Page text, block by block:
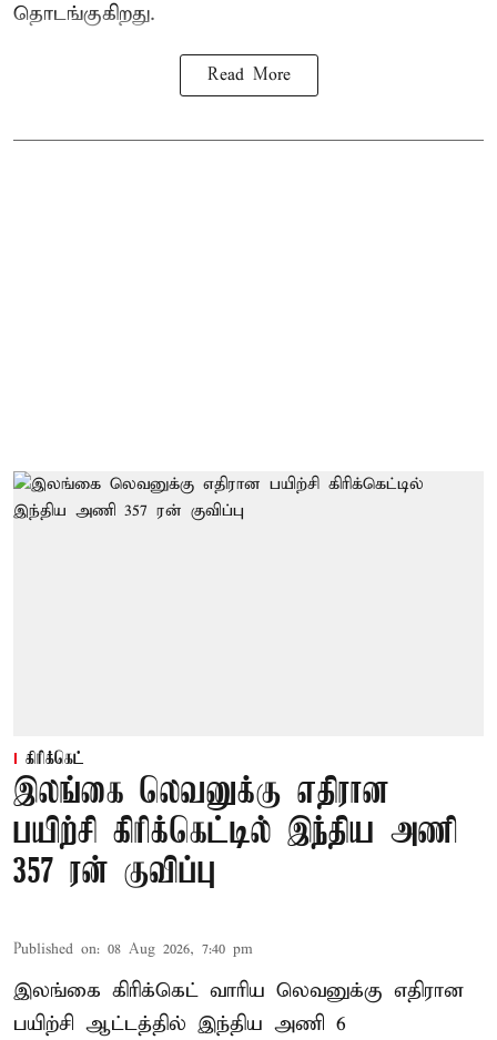
தொடங்குகிறது.
Read More
கிரிக்கெட்
இலங்கை லெவனுக்கு எதிரான
பயிற்சி கிரிக்கெட்டில் இந்திய அணி
357 ரன் குவிப்பு
Published on: 08 Aug 2026, 7:40 pm
இலங்கை கிரிக்கெட் வாரிய லெவனுக்கு எதிரான
பயிற்சி ஆட்டத்தில் இந்திய அணி 6